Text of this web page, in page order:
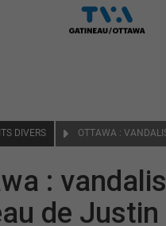
DIVERS
:
de Justin